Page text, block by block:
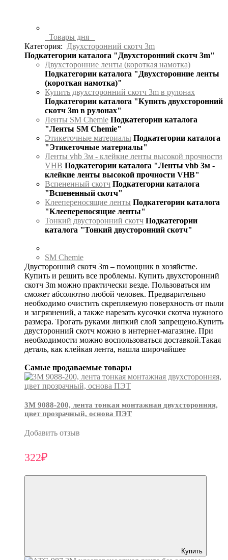
Товары дня
Категория:
Двухсторонний скотч 3m
Подкатегории каталога "Двухсторонний скотч 3m"
Двухсторонние ленты (короткая намотка)
Подкатегории каталога "Двухсторонние ленты
(короткая намотка)"
Купить двухсторонний скотч 3m в рулонах
Подкатегории каталога "Купить двухсторонний
скотч 3m в рулонах"
Ленты SM Chemie Подкатегории каталога
"Ленты SM Chemie"
Этикеточные материалы Подкатегории каталога
"Этикеточные материалы"
Ленты vhb 3м - клейкие ленты высокой прочности
VHB Подкатегории каталога "Ленты vhb 3м -
клейкие ленты высокой прочности VHB"
Вспененный скотч Подкатегории каталога
"Вспененный скотч"
Клеепереносящие ленты Подкатегории каталога
"Клеепереносящие ленты"
Тонкий двусторонний скотч Подкатегории
каталога "Тонкий двусторонний скотч"
SM Chemie
Двусторонний скотч 3m – помощник в хозяйстве.
Купить и решить все проблемы. Купить двухсторонний
скотч 3m можно практически везде. Пользоваться им
сможет абсолютно любой человек. Предварительно
необходимо очистить скрепляемую поверхность от пыли
и загрязнений, а также нарезать кусочки скотча нужного
размера. Трогать руками липкий слой запрещено.Купить
двусторонний скотч можно в интернет-магазине. При
необходимости можно воспользоваться доставкой.Такая
деталь, как клейкая лента, нашла широчайшее
Самые продаваемые товары
3М 9088-200, лента тонкая монтажная двухсторонняя,
цвет прозрачный, основа ПЭТ
Добавить отзыв
322₽
Купить